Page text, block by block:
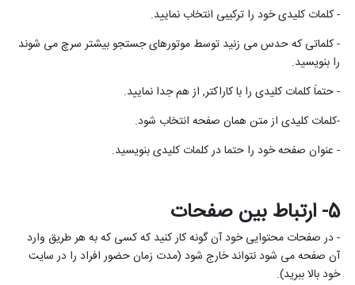
- کلمات کلیدی خود را ترکیبی انتخاب نمایید.
- کلماتی که حدس می زنید توسط موتورهای جستجو بیشتر سرچ می شوند
را بنویسید.
- حتماَ کلمات کلیدی را با کاراکتر, از هم جدا نمایید.
-کلمات کلیدی از متن همان صفحه انتخاب شود.
- عنوان صفحه خود را حتما در کلمات کلیدی بنویسید.
5- ارتباط بین صفحات
- در صفحات محتوایی خود آن گونه کار کنید که کسی که به هر طریق وارد
آن صفحه می شود نتواند خارج شود (مدت زمان حضور افراد را در سایت
خود بالا ببرید).